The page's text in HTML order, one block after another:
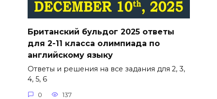
Британский бульдог 2025 ответы
для 2-11 класса олимпиада по
английскому языку
Ответы и решения на все задания для 2, 3,
4, 5, 6
0 137